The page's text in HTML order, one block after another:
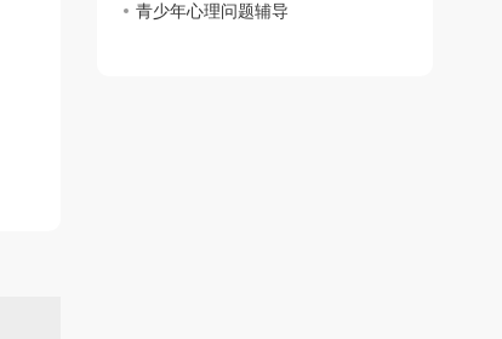
青少年心理问题辅导